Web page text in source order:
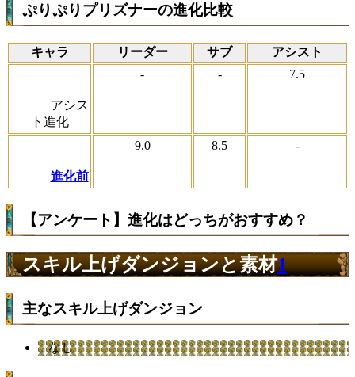
ぷりぷりプリズナーの進化比較
キャラ リーダー サブ アシスト
アシス
ト進化
- - 7.5
進化前
9.0 8.5 -
【アンケート】進化はどっちがおすすめ？
スキル上げダンジョンと素材1
主なスキル上げダンジョン
なし